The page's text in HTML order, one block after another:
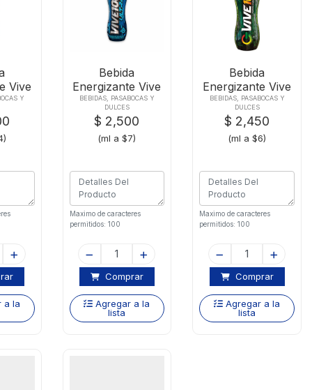
Vive
Y
a la
Bebida
Energizante Vive
100 Ultra X380ml
BEBIDAS, PASABOCAS Y
DULCES
$ 2,500
(ml a $7)
Maximo de caracteres
permitidos: 100
Comprar
Agregar a la
lista
Bebida
Energizante Vive
100x380ml
BEBIDAS, PASABOCAS Y
DULCES
$ 2,450
(ml a $6)
Maximo de caracteres
permitidos: 100
Comprar
Agregar a la
lista